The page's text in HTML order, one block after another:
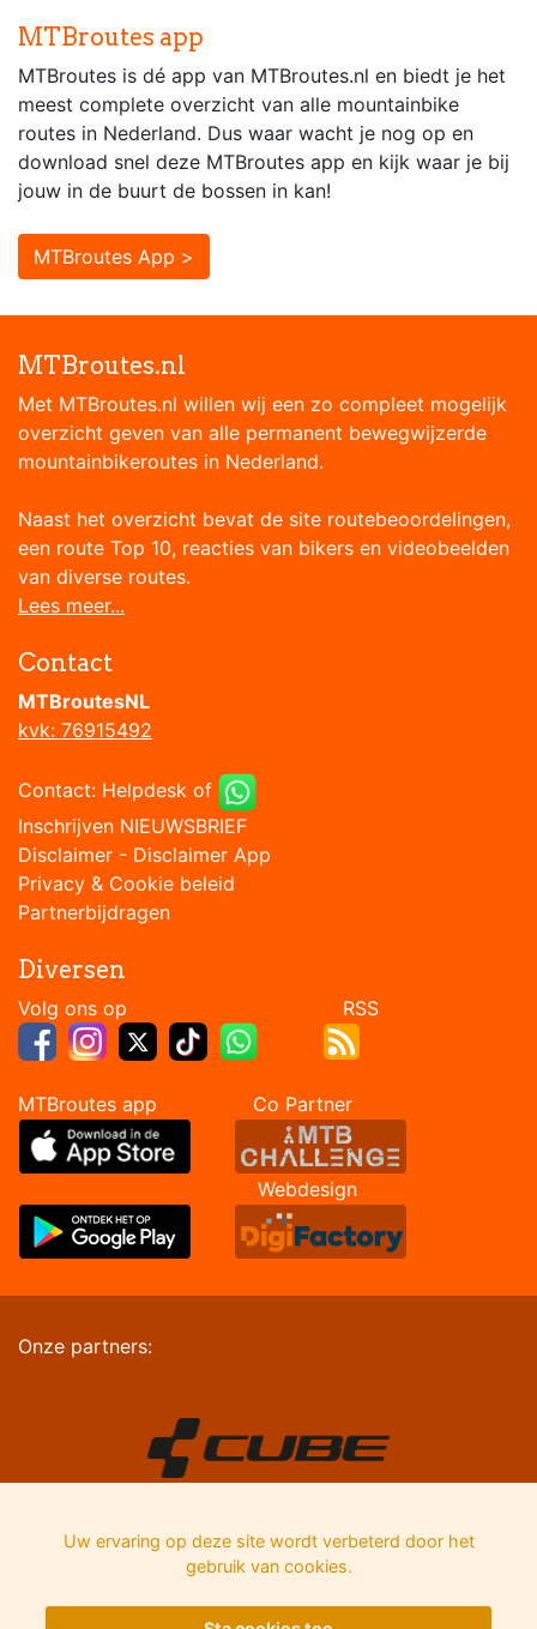
MTBroutes app
MTBroutes is dé app van MTBroutes.nl en biedt je het
meest complete overzicht van alle mountainbike
routes in Nederland. Dus waar wacht je nog op en
download snel deze MTBroutes app en kijk waar je bij
jouw in de buurt de bossen in kan!
MTBroutes App >
MTBroutes.nl
Met MTBroutes.nl willen wij een zo compleet mogelijk
overzicht geven van alle permanent bewegwijzerde
mountainbikeroutes in Nederland.
Naast het overzicht bevat de site routebeoordelingen,
een route Top 10, reacties van bikers en videobeelden
van diverse routes.
Lees meer...
Contact
MTBroutesNL
kvk: 76915492
Contact: Helpdesk of
Inschrijven NIEUWSBRIEF
Disclaimer - Disclaimer App
Privacy & Cookie beleid
Partnerbijdragen
Diversen
Volg ons op RSS
MTBroutes app Co Partner
Webdesign
Onze partners:
Uw ervaring op deze site wordt verbeterd door het
gebruik van cookies.